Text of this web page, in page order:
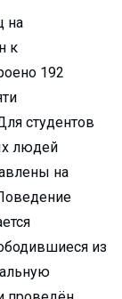
на
к
192
студентов
людей
на
из